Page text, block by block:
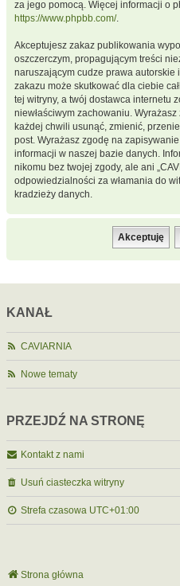
za jego pomocą. Więcej informacji o
https://www.phpbb.com/.
Akceptujesz zakaz publikowania
oszczerczym, propagującym treści
naruszającym cudze prawa
zakazu może skutkować dla ciebie
tej witryny, a twój dostawca internetu
niewłaściwym zachowaniu. Wyrażasz
każdej chwili usunąć, zmienić,
post. Wyrażasz zgodę na
informacji w naszej bazie danych.
nikomu bez twojej zgody, ale ani
odpowiedzialności za włamania do
kradzieży danych.
KANAŁ
CAVIARNIA
Nowe tematy
PRZEJDŹ NA STRONĘ
Kontakt z nami
Usuń ciasteczka witryny
Strefa czasowa UTC+01:00
Strona główna